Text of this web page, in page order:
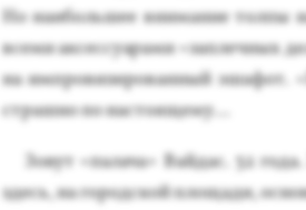
Но на­иболь­шее вни­мание тол­пы
все­ми ак­сессу­ара­ми «зап­лечных
на им­про­визи­рован­ный эша­фот.
страш­но по нас­то­яще­му…
Зо­вут «па­лача» Вай­дас. 32
здесь, на го­род­ской пло­щади,